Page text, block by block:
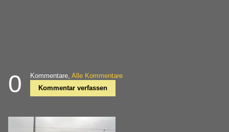
0 Kommentare, Alle Kommentare
Kommentar verfassen